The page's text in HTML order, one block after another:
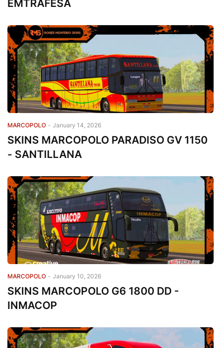
EMTRAFESA
MARCOPOLO - January 14, 2026
SKINS MARCOPOLO PARADISO GV 1150
- SANTILLANA
MARCOPOLO - January 10, 2026
SKINS MARCOPOLO G6 1800 DD -
INMACOP